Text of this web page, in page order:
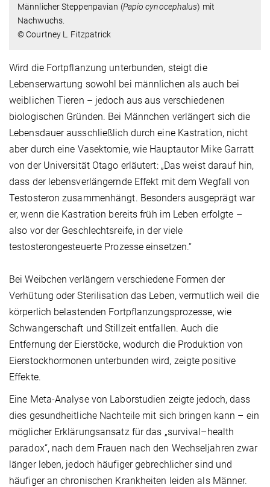
Männlicher Steppenpavian (Papio cynocephalus) mit
Nachwuchs.
© Courtney L. Fitzpatrick
Wird die Fortpflanzung unterbunden, steigt die
Lebenserwartung sowohl bei männlichen als auch bei
weiblichen Tieren – jedoch aus aus verschiedenen
biologischen Gründen. Bei Männchen verlängert sich die
Lebensdauer ausschließlich durch eine Kastration, nicht
aber durch eine Vasektomie, wie Hauptautor Mike Garratt
von der Universität Otago erläutert: „Das weist darauf hin,
dass der lebensverlängernde Effekt mit dem Wegfall von
Testosteron zusammenhängt. Besonders ausgeprägt war
er, wenn die Kastration bereits früh im Leben erfolgte –
also vor der Geschlechtsreife, in der viele
testosterongesteuerte Prozesse einsetzen.“
Bei Weibchen verlängern verschiedene Formen der
Verhütung oder Sterilisation das Leben, vermutlich weil die
körperlich belastenden Fortpflanzungsprozesse, wie
Schwangerschaft und Stillzeit entfallen. Auch die
Entfernung der Eierstöcke, wodurch die Produktion von
Eierstockhormonen unterbunden wird, zeigte positive
Effekte.
Eine Meta-Analyse von Laborstudien zeigte jedoch, dass
dies gesundheitliche Nachteile mit sich bringen kann – ein
möglicher Erklärungsansatz für das „survival–health
paradox“, nach dem Frauen nach den Wechseljahren zwar
länger leben, jedoch häufiger gebrechlicher sind und
häufiger an chronischen Krankheiten leiden als Männer.